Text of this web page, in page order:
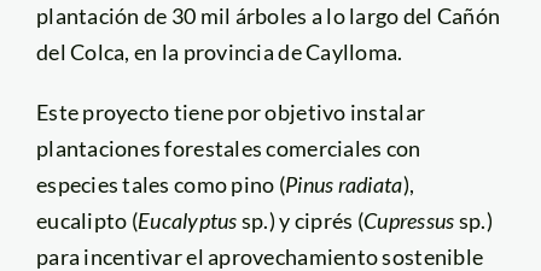
plantación de 30 mil árboles a lo largo del Cañón
del Colca, en la provincia de Caylloma.
Este proyecto tiene por objetivo instalar
plantaciones forestales comerciales con
especies tales como pino (Pinus radiata),
eucalipto (Eucalyptussp.) y ciprés (Cupressussp.)
para incentivar el aprovechamiento sostenible